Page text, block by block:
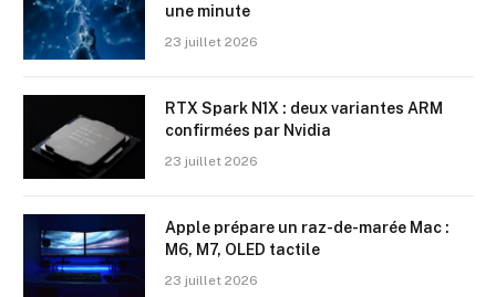
une minute
23 juillet 2026
RTX Spark N1X : deux variantes ARM
confirmées par Nvidia
23 juillet 2026
Apple prépare un raz-de-marée Mac :
M6, M7, OLED tactile
23 juillet 2026